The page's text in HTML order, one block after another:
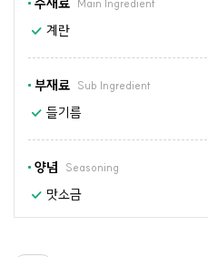
Main Ingredient
계란
부재료 Sub Ingredient
들기름
양념 Seasoning
맛소금